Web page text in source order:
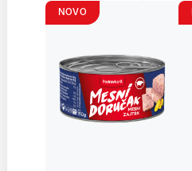
NOVO